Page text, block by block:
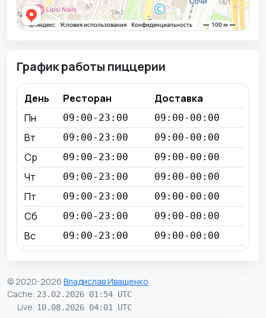
График работы пиццерии
День Ресторан
Доставка
Пн
09:00-23:00 09:00-00:00
Вт 09:00-23:00 09:00-00:00
Ср 09:00-23:00 09:00-00:00
Чт 09:00-23:00 09:00-00:00
Пт 09:00-23:00 09:00-00:00
Сб 09:00-23:00 09:00-00:00
Вс 09:00-23:00 09:00-00:00
© 2020-2026 Владислав Иващенко
Cache: 23.02.2026 01:54 UTC
Live: 10.08.2026 04:01 UTC